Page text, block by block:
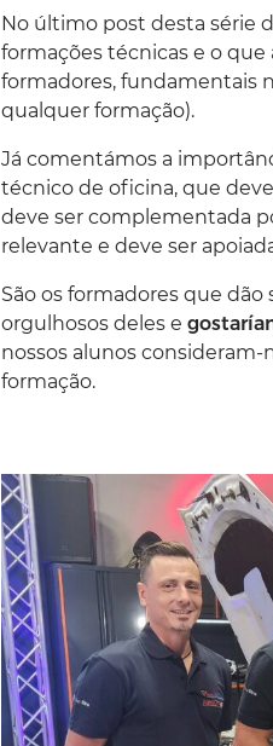
No último post desta série
formações técnicas e o que
formadores, fundamentais
qualquer formação).
Já comentámos a
técnico de oficina, que
deve ser complementada
relevante e deve ser
São os formadores que
orgulhosos deles e
nossos alunos consideram-
formação.